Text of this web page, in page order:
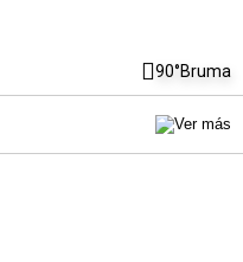
90°Bruma